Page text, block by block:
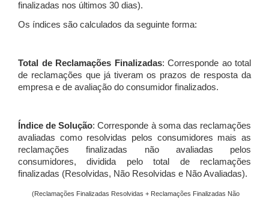
finalizadas nos últimos 30 dias).
Os índices são calculados da seguinte forma:
Total de Reclamações Finalizadas: Corresponde ao total
de reclamações que já tiveram os prazos de resposta da
empresa e de avaliação do consumidor finalizados.
Índice de Solução: Corresponde à soma das reclamações
avaliadas como resolvidas pelos consumidores mais as
reclamações finalizadas não avaliadas pelos
consumidores, dividida pelo total de reclamações
finalizadas (Resolvidas, Não Resolvidas e Não Avaliadas).
(Reclamações Finalizadas Resolvidas + Reclamações Finalizadas Não